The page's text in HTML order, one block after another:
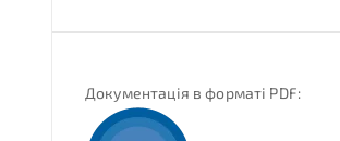
Документація в форматі PDF: